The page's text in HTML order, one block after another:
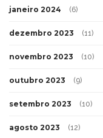
janeiro 2024 (6)
dezembro 2023 (11)
novembro 2023 (10)
outubro 2023 (9)
setembro 2023 (10)
agosto 2023 (12)